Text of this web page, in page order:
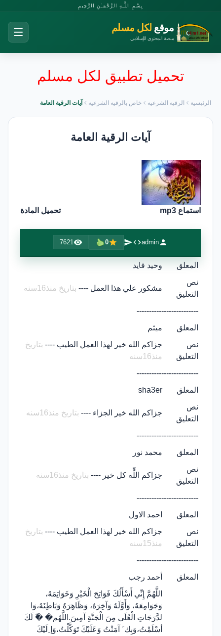
بِسْمِ اللَّـهِ الرَّحْمَـٰنِ الرَّحِيمِ
موقع لكل مسلم
منصة المحتوى الإسلامي
تحميل تطبيق لكل مسلم
الرئيسية الرقيه الشرعيه خاص بالرقيه الشرعيه آيات الرقية العامة
آيات الرقية العامة
استماع mp3 تحميل المادة
admin
0
7621
المعلق
وحيد فايد
نص
التعليق
مشكور علي هذا العمل ---- بتاريخ منذ16سنه
-------------------------
المعلق
ميثم
نص
التعليق
جزاكم الله خير لهذا العمل الطيب ---- بتاريخ
منذ16سنه
-------------------------
المعلق
sha3er
نص
التعليق
جزاكم الله خير الجزاء ---- بتاريخ منذ16سنه
-------------------------
المعلق
محمد نور
نص
التعليق
جزاكم اللٍّه كل خير ---- بتاريخ منذ16سنه
-------------------------
المعلق
احمد الاول
نص
التعليق
جزاكم الله خير لهذا العمل الطيب ---- بتاريخ
منذ15سنه
-------------------------
المعلق
أحمد رجب
اللَّهُمَّ إِنِّي أَسْأَلُكَ فَوَاتِحَ الْخَيْرِ وَخَوَاتِمَهُ،
وَجَوَامِعَهُ، وَأَوَّلَهُ وَآخِرَهُ، وَظَاهِرَهُ وَبَاطِنَهُ،وَا
لدَّرَجَاتِ الْعُلَى مِنَ الْجَنَّةِ آمِينَ.اللَّهُم� �ّ لَكَ
أسْلَمْتُ،وَبِك َ آمَنْتُ وَعَلَيْكَ تَوَكَّلْتُ،وَإ ِلَيْكَ